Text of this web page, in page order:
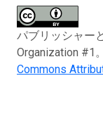
パブリッシャー
Organization #1
Commons